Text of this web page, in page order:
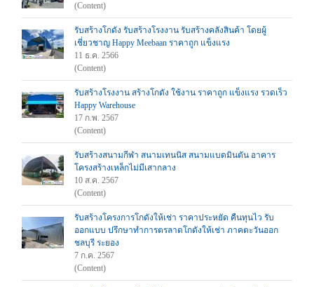
(Content)
รับสร้างโกดัง รับสร้างโรงงาน รับสร้างคลังสินค้า โดยผู้
เชี่ยวชาญ Happy Meebaan ราคาถูก แข็งแรง
11 ธ.ค. 2566
(Content)
รับสร้างโรงงาน สร้างโกดัง ใช้งาน ราคาถูก แข็งแรง รวดเร็ว
Happy Warehouse
17 ก.พ. 2567
(Content)
รับสร้างสนามกีฬา สนามเทนนิส สนามแบดมินตัน อาคาร
โครงสร้างเหล็กไม่มีเสากลาง
10 ส.ค. 2567
(Content)
รับสร้างโครงการโกดังให้เช่า ราคาประหยัด คืนทุนไว รับ
ออกแบบ ปรึกษาทำการตรลาดโกดังให้เช่า ภาคตะวันออก
ชลบุรี ระยอง
7 ก.ค. 2567
(Content)